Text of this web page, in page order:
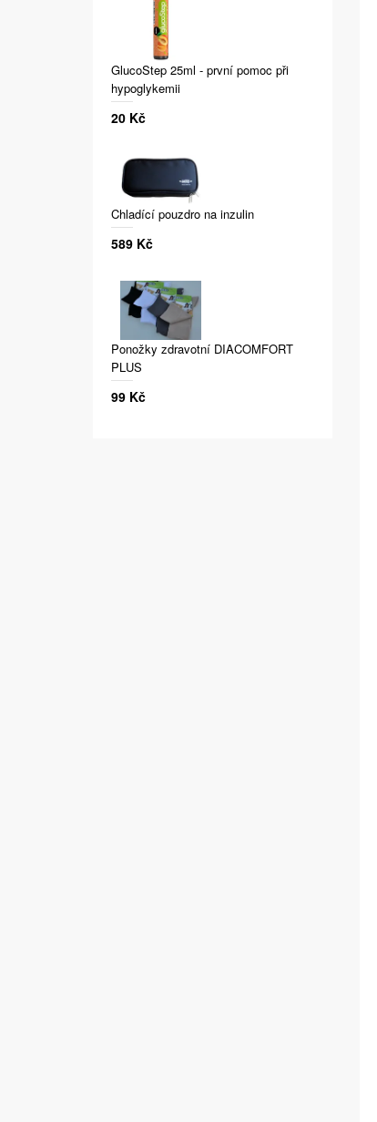
GlucoStep 25ml - první pomoc při
hypoglykemii
20 Kč
Chladící pouzdro na inzulin
589 Kč
Ponožky zdravotní DIACOMFORT
PLUS
99 Kč